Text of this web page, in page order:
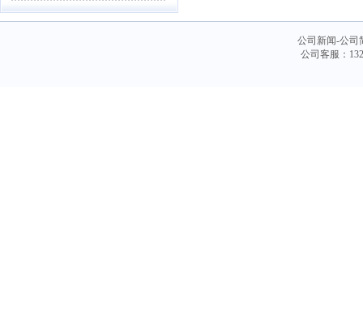
公司新闻-公司
公司客服：